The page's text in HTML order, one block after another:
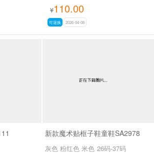
¥110.00
可退换 2026-04-08
新款魔术贴框子鞋童鞋SA2978
灰色 粉红色 米色 26码-37码